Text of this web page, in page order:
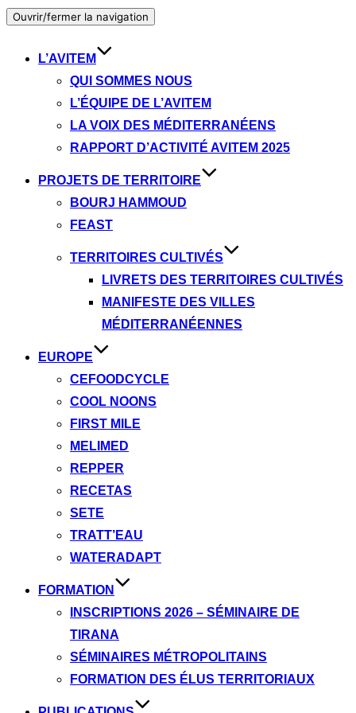
Ouvrir/fermer la navigation
L’AVITEM
QUI SOMMES NOUS
L’ÉQUIPE DE L’AVITEM
LA VOIX DES MÉDITERRANÉENS
RAPPORT D’ACTIVITÉ AVITEM 2025
PROJETS DE TERRITOIRE
BOURJ HAMMOUD
FEAST
TERRITOIRES CULTIVÉS
LIVRETS DES TERRITOIRES CULTIVÉS
MANIFESTE DES VILLES
MÉDITERRANÉENNES
EUROPE
CEFOODCYCLE
COOL NOONS
FIRST MILE
MELIMED
REPPER
RECETAS
SETE
TRATT’EAU
WATERADAPT
FORMATION
INSCRIPTIONS 2026 – SÉMINAIRE DE
TIRANA
SÉMINAIRES MÉTROPOLITAINS
FORMATION DES ÉLUS TERRITORIAUX